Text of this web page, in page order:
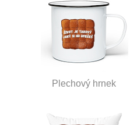
Plechový hrnek